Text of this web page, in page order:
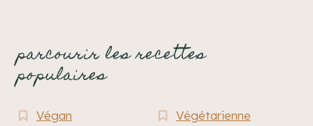
parcourir les recettes
populaires
Végan
Végétarienne